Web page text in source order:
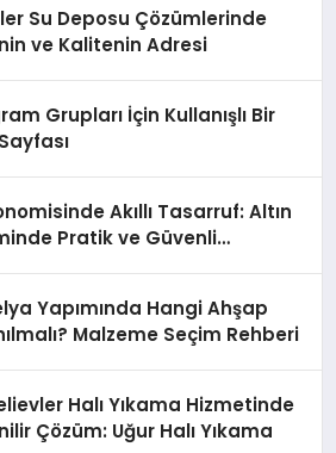
Su Deposu Çözümlerinde
ve Kalitenin Adresi
Grupları İçin Kullanışlı Bir
Akıllı Tasarruf: Altın
Pratik ve Güvenli
Yapımında Hangi Ahşap
Malzeme Seçim Rehberi
Halı Yıkama Hizmetinde
Çözüm: Uğur Halı Yıkama